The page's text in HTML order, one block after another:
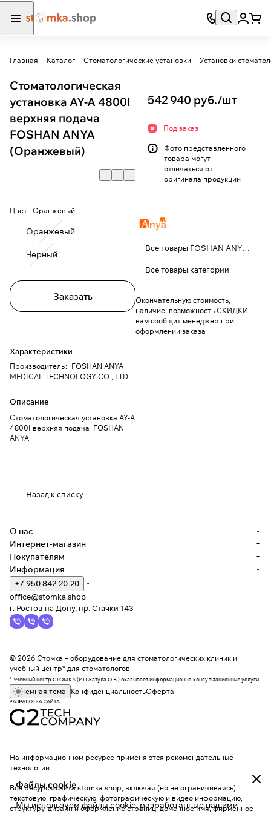
Главная Каталог Стоматологические установки Установки
Стоматологическая
установка AY-A 4800I
верхняя подача
FOSHAN ANYA
(Оранжевый)
Цвет : Оранжевый
Оранжевый
Черный
Заказать
Характеристики
Производитель: FOSHAN ANYA
MEDICAL TECHNOLOGY CO., LTD
Описание
Стоматологическая установка AY-A
4800I верхняя подача FOSHAN
ANYA
542 940 руб./шт
Под заказ
Фото представленного
товара могут
отличаться от
оригинала продукции
Все товары FOSHAN ANYA MEDICAL TECHNOLOGY CO., LTD
Все товары категории
Окончательную стоимость,
наличие, возможность СКИДКИ
вам сообщит менеджер при
оформлении заказа
Назад к списку
Файлы cookie
Мы используем файлы cookie, разработанные нашими
О нас
Интернет-магазин
Покупателям
Информация
+7 950 842-20-20
office@stomka.shop
г. Ростов-на-Дону, пр. Стачки 143
© 2026 Стомка – оборудование для стоматологических клиник и
учебный центр* для стоматологов
* Учебный центр СТОМКА (ИП Затула О.В.) оказывает информационно-консультационные услуги
Темная тема КонфиденциальностьОферта
На информационном ресурсе применяются рекомендательные
технологии.
Все ресурсы сайта stomka.shop, включая (но не ограничиваясь)
текстовую, графическую, фотографическую и видео информацию,
структуру, дизайн и оформление страниц, доменное имя, фирменное